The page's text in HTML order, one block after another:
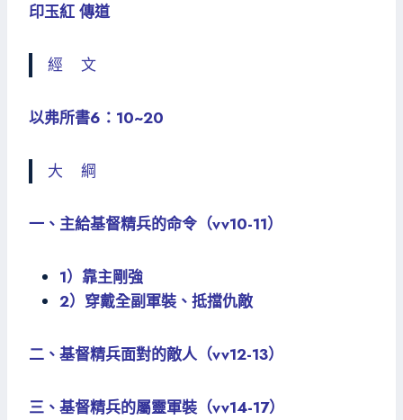
印玉紅 傳道
經 文
以弗所書6：10~20
大 綱
一、主給基督精兵的命令（vv10-11）
1）靠主剛強
2）穿戴全副軍裝、抵擋仇敵
二、基督精兵面對的敵人（vv12-13）
三、基督精兵的屬靈軍裝（vv14-17）